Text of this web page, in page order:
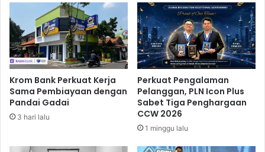
i
S
e
m
e
s
t
e
r
e
t
K
i
r
m
D
w
e
Krom Bank Perkuat Kerja
Sama Pembiayaan dengan
Pandai Gadai
3 hari lalu
Perkuat Pengalaman
Pelanggan, PLN Icon Plus
Sabet Tiga Penghargaan
CCW 2026
1 minggu lalu